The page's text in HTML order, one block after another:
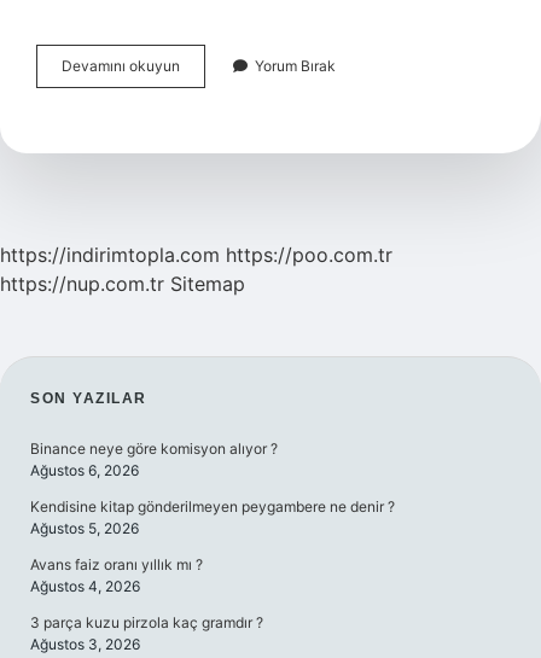
Devamını okuyun
Nur
Gelir
Yorum Bırak
https://indirimtopla.com https://poo.com.tr
https://nup.com.tr Sitemap
SIDEBAR
SON YAZILAR
Binance neye göre komisyon alıyor ?
Ağustos 6, 2026
Kendisine kitap gönderilmeyen peygambere ne denir ?
Ağustos 5, 2026
Avans faiz oranı yıllık mı ?
Ağustos 4, 2026
3 parça kuzu pirzola kaç gramdır ?
Ağustos 3, 2026